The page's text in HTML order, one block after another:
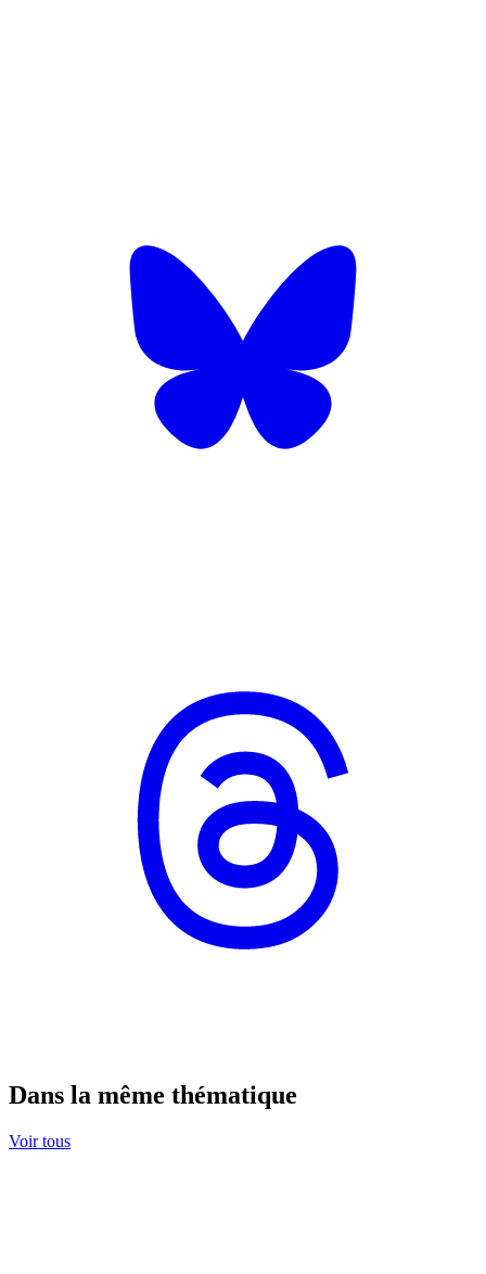
Dans la même thématique
Voir tous